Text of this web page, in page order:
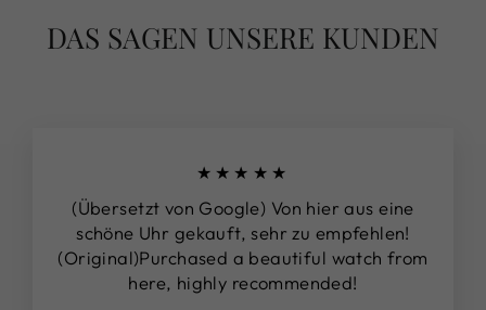
DAS SAGEN UNSERE KUNDEN
★★★★★
(Übersetzt von Google) Von hier aus eine
schöne Uhr gekauft, sehr zu empfehlen!
(Original)Purchased a beautiful watch from
here, highly recommended!